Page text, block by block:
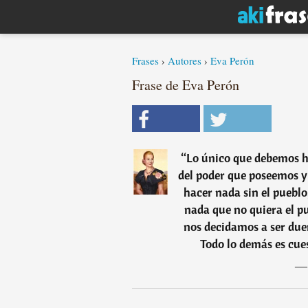
Frases › Autores › Eva Perón
Frase de Eva Perón
“Lo único que debemos
del poder que poseemos
hacer nada sin el
nada que no quiera el
nos decidamos a ser
Todo lo demás es